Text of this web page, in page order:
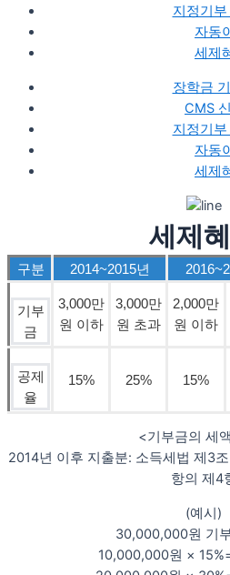
지정기부
자동
세제
장학금
CMS
지정기
자동
세제
세제
구분 2014~2015년
기부
금
3,000만
원 이하
3,000만
원 초과
2,000만
원 이하
공제
율
15% 25% 15%
<기부금의 세
2014년 이후 지출분: 소득세법 제3
항의 제4
(예시)
30,000,000원 기
10,000,000원 ×